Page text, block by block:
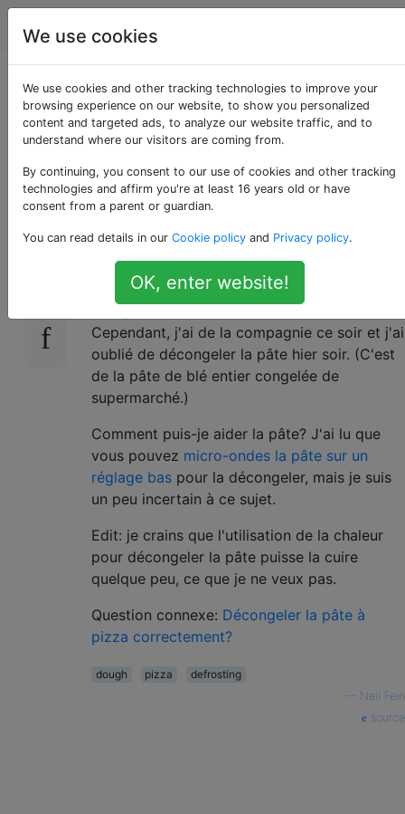
Cuisine
Comment décongeler
rapidement la pâte à
pizza surgelée?
18
De toute évidence, la meilleure pratique pour
la décongeler est de laisser la pâte à pizza
sur le comptoir ou au réfrigérateur pendant la
nuit, puis de la laisser lever avant de la cuire.
Cependant, j'ai de la compagnie ce soir et j'ai
oublié de décongeler la pâte hier soir. (C'est
de la pâte de blé entier congelée de
supermarché.)
Comment puis-je aider la pâte? J'ai lu que
vous pouvez micro-ondes la pâte sur un
réglage bas pour la décongeler, mais je suis
un peu incertain à ce sujet.
Edit: je crains que l'utilisation de la chaleur
pour décongeler la pâte puisse la cuire
quelque peu, ce que je ne veux pas.
Question connexe: Décongeler la pâte à
pizza correctement?
dough pizza
defrosting
Neil Fein
source
We use cookies
We use cookies and other tracking technologies to improve your
browsing experience on our website, to show you personalized
content and targeted ads, to analyze our website traffic, and to
understand where our visitors are coming from.
By continuing, you consent to our use of cookies and other tracking
technologies and affirm you're at least 16 years old or have
consent from a parent or guardian.
You can read details in our Cookie policy and Privacy policy.
OK, enter website!